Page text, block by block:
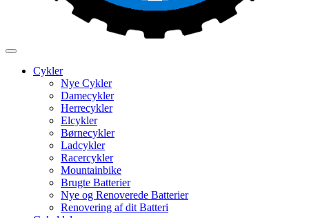
Cykler
Nye Cykler
Damecykler
Herrecykler
Elcykler
Børnecykler
Ladcykler
Racercykler
Mountainbike
Brugte Batterier
Nye og Renoverede Batterier
Renovering af dit Batteri